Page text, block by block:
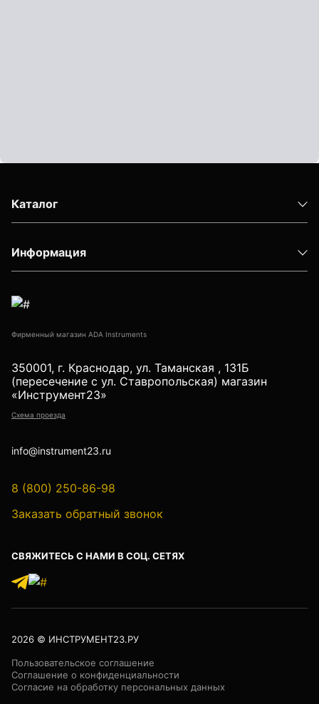
Фирменный магазин ADA Instruments
350001, г. Краснодар, ул. Таманская , 131Б
(пересечение с ул. Ставропольская) магазин
«Инструмент23»
Схема проезда
info@instrument23.ru
8 (800) 250-86-98
Заказать обратный звонок
Каталог
Информация
СВЯЖИТЕСЬ С НАМИ В СОЦ. СЕТЯХ
2026 © ИНСТРУМЕНТ23.РУ
Пользовательское соглашение
Соглашение о конфиденциальности
Согласие на обработку персональных данных